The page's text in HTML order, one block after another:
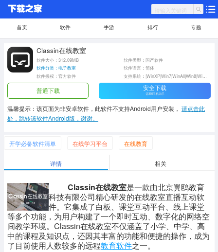
首页 软件 手游 排行 专题
Classin在线教室
软件大小：312.09MB
软件类型：国产软件
软件分类：电子教室
软件语言：简体
软件授权：官方软件
支持系统：|WinXP|Win7|WinAll|Win8|Win10|
普通下载 安全下载
需360手机助手
温馨提示：该页面为非安卓软件，此软件不支持Android用户安装， 请点击此
处，跳转该软件Android版，谢谢。
开学必备软件清单 在线学习平台 在线教育
详情 相关
Classin在线教室是一款由北京翼鸥教育
科技有限公司精心研发的在线教室直播互动软
件。它集成了白板、课堂互动平台、线上课堂
等多个功能，为用户构建了一个即时互动、数字化的网络空
间教学环境。Classin在线教室不仅涵盖了小学、中学、高
中的课程及知识点，还因其丰富的功能和便捷的操作，成为
了目前使用人数较多的远程教育软件之一。